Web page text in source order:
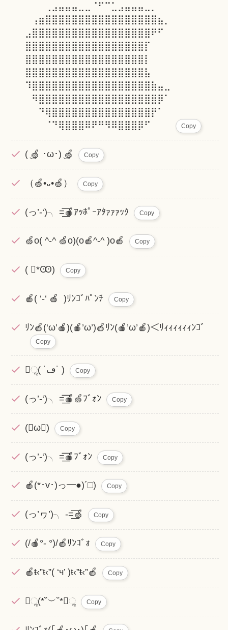
⠀⠀⠀⢀⣠⣤⣤⣤⣀⣀⠈⠋⠉⣁⣠⣤⣤⣤⣀⡀⠀⠀
⠀⢠⣶⣿⣿⣿⣿⣿⣿⣿⣿⣿⣿⣿⣿⣿⣿⣿⣿⣿⣦⡀
⣠⣿⣿⣿⣿⣿⣿⣿⣿⣿⣿⣿⣿⣿⣿⣿⣿⣿⣿⠟⠋⠀
⣿⣿⣿⣿⣿⣿⣿⣿⣿⣿⣿⣿⣿⣿⣿⣿⣿⣿⡏⠀⠀⠀
⣿⣿⣿⣿⣿⣿⣿⣿⣿⣿⣿⣿⣿⣿⣿⣿⣿⣿⡇⠀⠀⠀
⣿⣿⣿⣿⣿⣿⣿⣿⣿⣿⣿⣿⣿⣿⣿⣿⣿⣿⣧⠀⠀⠀
⠹⣿⣿⣿⣿⣿⣿⣿⣿⣿⣿⣿⣿⣿⣿⣿⣿⣿⣿⣷⣤⣀
⠀⠻⣿⣿⣿⣿⣿⣿⣿⣿⣿⣿⣿⣿⣿⣿⣿⣿⣿⣿⡿⠁
⠀⠀⠙⢿⣿⣿⣿⣿⣿⣿⣿⣿⣿⣿⣿⣿⣿⣿⣿⡟⠁⠀
⠀⠀⠀⠈⠙⢿⣿⣿⣿⠿⠟⠛⠻⠿⣿⣿⣿⡿⠋⠀⠀⠀
Copy
( ͜🍏 ･ω･) ͜🍏 Copy
（🍏•᎑•🍏） Copy
(っ’-‘)╮ =͟͟͞͞🍎ｱｯﾎﾟｰｱﾀｧｧｧｯｸ Copy
🍏o( ︎^-^ 🍏o)(o🍎︎^-^ )o🍎 Copy
( *Ꙭ) Copy
🍎( ‘-‘ 🍎 )ﾘﾝｺﾞﾊﾟﾝﾁ Copy
ﾘﾝ🍎(‘ω’🍎)(🍎’ω’)🍎ﾘﾝ(🍎’ω’🍎)＜ﾘｨｨｨｨｨｨﾝｺﾞ
Copy
ૢ( ˙ڡ˙ ) Copy
(っ’-‘)╮ =͟͟͞͞🍎🍏ﾌﾞｫﾝ Copy
(ω) Copy
(っ’-‘)╮ =͟͟͞͞🍎ﾌﾞｫﾝ Copy
🍎(*･v･)っ━●)´□) Copy
(っ’ヮ’)╮ -=͟͟͞͞🍏 Copy
(/🍎°- °)/🍎ﾘﾝｺﾞｫ Copy
🍎ŧ‹”ŧ‹”( ‘ч’ )ŧ‹”ŧ‹”🍎 Copy
ૢ(*˘︶˘*ૢ Copy